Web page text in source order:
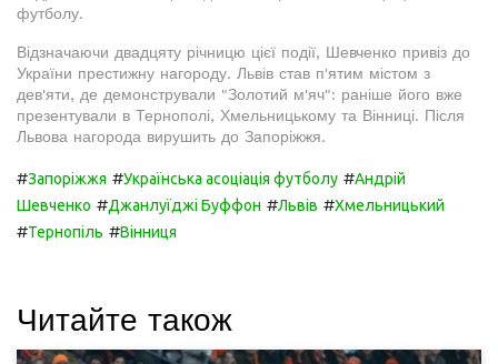
футболу.
Відзначаючи двадцяту річницю цієї події, Шевченко привіз до
України престижну нагороду. Львів став п'ятим містом з
дев'яти, де демонстрували "Золотий м'яч": раніше його вже
презентували в Тернополі, Хмельницькому та Вінниці. Після
Львова нагорода вирушить до Запоріжжя.
#Запоріжжя #Українська асоціація футболу #Андрій
Шевченко #Джанлуїджі Буффон #Львів #Хмельницький
#Тернопіль #Вінниця
Читайте також